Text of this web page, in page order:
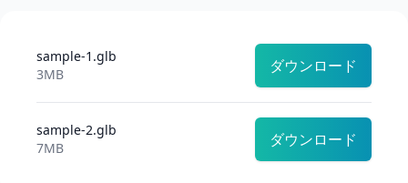
sample-1.glb
3MB
ダウンロード
sample-2.glb
7MB
ダウンロード